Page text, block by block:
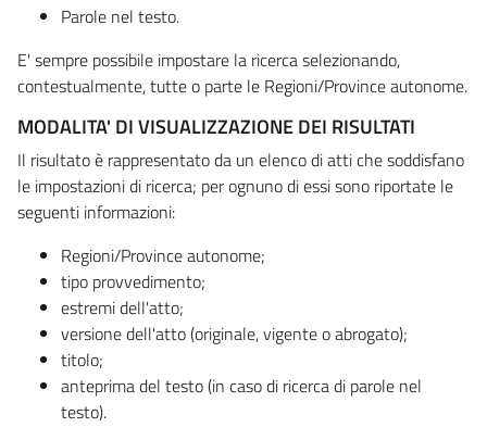
Parole nel testo.
E' sempre possibile impostare la ricerca selezionando,
contestualmente, tutte o parte le Regioni/Province autonome.
MODALITA' DI VISUALIZZAZIONE DEI RISULTATI
Il risultato è rappresentato da un elenco di atti che soddisfano
le impostazioni di ricerca; per ognuno di essi sono riportate le
seguenti informazioni:
Regioni/Province autonome;
tipo provvedimento;
estremi dell'atto;
versione dell'atto (originale, vigente o abrogato);
titolo;
anteprima del testo (in caso di ricerca di parole nel
testo).